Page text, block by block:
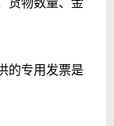
的专用发票是